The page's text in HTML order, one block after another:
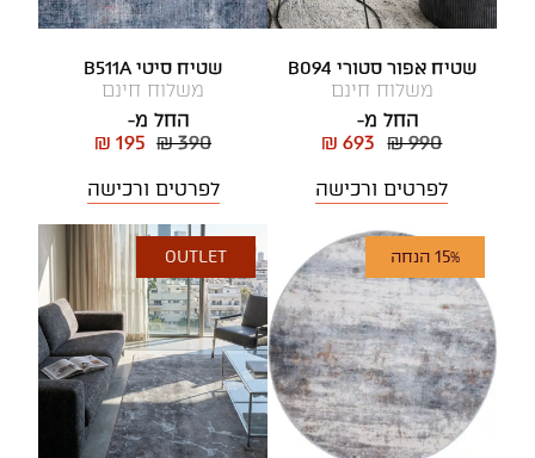
שטיח אפור סטורי B094
משלוח חינם
החל מ-
₪ 990
₪ 693
לפרטים ורכישה
שטיח סיטי B511A
משלוח חינם
החל מ-
₪ 390
₪ 195
לפרטים ורכישה
15% הנחה OUTLET